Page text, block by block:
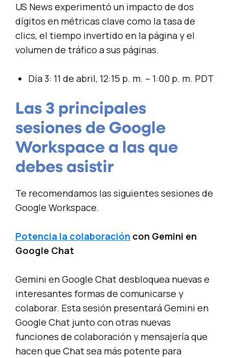
US News experimentó un impacto de dos
dígitos en métricas clave como la tasa de
clics, el tiempo invertido en la página y el
volumen de tráfico a sus páginas.
Día 3: 11 de abril, 12:15 p. m. – 1:00 p. m. PDT
Las 3 principales
sesiones de Google
Workspace a las que
debes asistir
Te recomendamos las siguientes sesiones de
Google Workspace.
Potencia la colaboración con Gemini en
Google Chat
Gemini en Google Chat desbloquea nuevas e
interesantes formas de comunicarse y
colaborar. Esta sesión presentará Gemini en
Google Chat junto con otras nuevas
funciones de colaboración y mensajería que
hacen que Chat sea más potente para